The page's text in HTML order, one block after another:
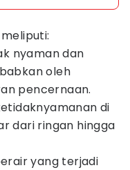
nyaman dan
oleh
pencernaan.
di
dari ringan hingga
yang terjadi